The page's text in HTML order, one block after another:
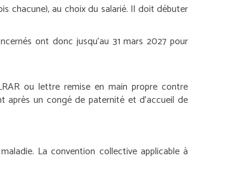
chacune), au choix du salarié. Il doit débuter
ont donc jusqu’au 31 mars 2027 pour
ou lettre remise en main propre contre
après un congé de paternité et d’accueil de
La convention collective applicable à